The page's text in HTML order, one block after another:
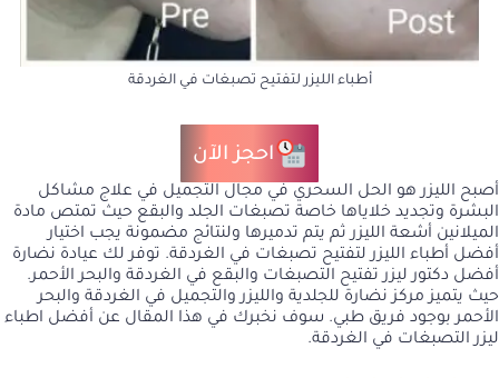
أطباء الليزر لتفتيح تصبغات في الغردقة
احجز الآن
أصبح الليزر هو الحل السحري في مجال التجميل في علاج مشاكل
البشرة وتجديد خلاياها خاصة تصبغات الجلد والبقع حيث تمتص مادة
الميلانين أشعة الليزر ثم يتم تدميرها ولنتائج مضمونة يجب اختيار
أفضل أطباء الليزر لتفتيح تصبغات في الغردقة. توفر لك عيادة نضارة
أفضل دكتور ليزر تفتيح التصبغات والبقع في الغردقة والبحر الأحمر.
حيث يتميز مركز نضارة للجلدية والليزر والتجميل في الغردقة والبحر
الأحمر بوجود فريق طبي. سوف نخبرك في هذا المقال عن أفضل اطباء
ليزر التصبغات في الغردقة.